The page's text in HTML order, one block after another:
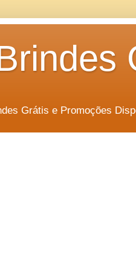
Grátis e Promoções